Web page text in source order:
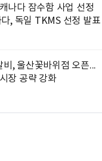
나다 잠수함 사업 선정
, 독일 TKMS 선정 발표
비, 울산꽃바위점 오픈...
장 공략 강화